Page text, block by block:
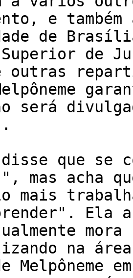
e
de
de
outras
será
que se
mas acha
mais
Ela
na
Melpôneme